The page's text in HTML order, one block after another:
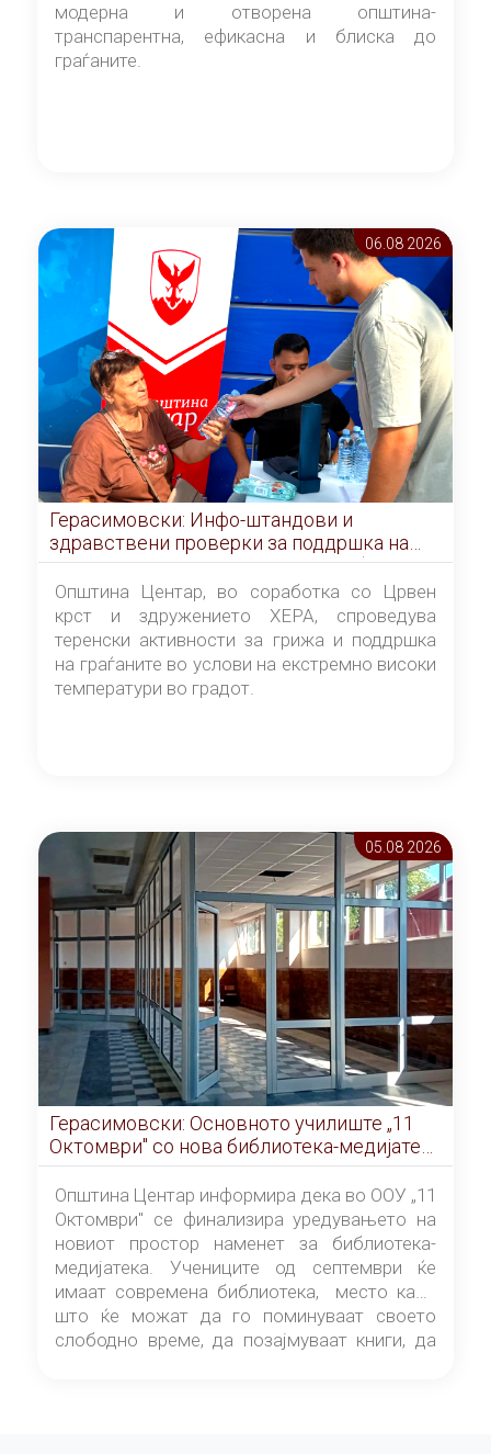
модерна и отворена општина-
транспарентна, ефикасна и блиска до
граѓаните.
06.08 2026
Герасимовски: Инфо-штандови и
здравствени проверки за поддршка на
граѓаните во услови на топлотен бран
Општина Центар, во соработка со Црвен
крст и здружението ХЕРА, спроведува
теренски активности за грижа и поддршка
на граѓаните во услови на екстремно високи
температури во градот.
05.08 2026
Герасимовски: Основното училиште „11
Октомври" со нова библиотека-медијатека
од септември
Општина Центар информира дека во ООУ „11
Октомври" се финализира уредувањето на
новиот простор наменет за библиотека-
медијатека. Учениците од септември ќе
имаат современа библиотека, место каде
што ќе можат да го поминуваат своето
слободно време, да позајмуваат книги, да